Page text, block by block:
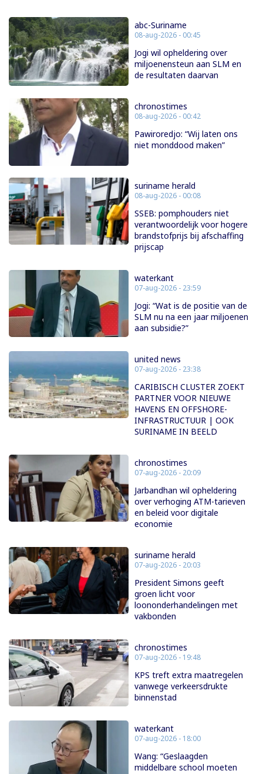
abc-Suriname
08-aug-2026 - 00:45
Jogi wil opheldering over
miljoenensteun aan SLM en
de resultaten daarvan
chronostimes
08-aug-2026 - 00:42
Pawiroredjo: “Wij laten ons
niet monddood maken”
suriname herald
08-aug-2026 - 00:08
SSEB: pomphouders niet
verantwoordelijk voor hogere
brandstofprijs bij afschaffing
prijscap
waterkant
07-aug-2026 - 23:59
Jogi: “Wat is de positie van de
SLM nu na een jaar miljoenen
aan subsidie?”
united news
07-aug-2026 - 23:38
CARIBISCH CLUSTER ZOEKT
PARTNER VOOR NIEUWE
HAVENS EN OFFSHORE-
INFRASTRUCTUUR | OOK
SURINAME IN BEELD
chronostimes
07-aug-2026 - 20:09
Jarbandhan wil opheldering
over verhoging ATM-tarieven
en beleid voor digitale
economie
suriname herald
07-aug-2026 - 20:03
President Simons geeft
groen licht voor
loononderhandelingen met
vakbonden
chronostimes
07-aug-2026 - 19:48
KPS treft extra maatregelen
vanwege verkeersdrukte
binnenstad
waterkant
07-aug-2026 - 18:00
Wang: “Geslaagden
middelbare school moeten